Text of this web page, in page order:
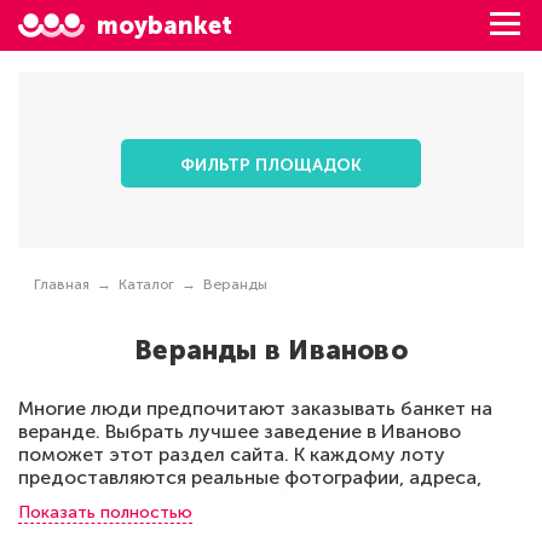
moybanket
ФИЛЬТР ПЛОЩАДОК
Главная Каталог Веранды
Веранды в Иваново
Многие люди предпочитают заказывать банкет на
веранде. Выбрать лучшее заведение в Иваново
поможет этот раздел сайта. К каждому лоту
предоставляются реальные фотографии, адреса,
особенности планировки, обслуживания, что
позволит сделать идеальный банкет. Предлагаемые
Показать полностью